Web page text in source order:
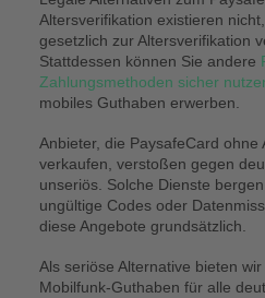
Altersverifikation existieren
gesetzlich zur Altersverifikation
Stattdessen können Sie andere
Zahlungsmethoden sicher
mobiles Guthaben erwerben.
Anbieter, die PaysafeCard ohne
verkaufen, verstoßen gegen
unseriös. Solche Dienste
ungültige Codes oder
diese Angebote grundsätzlich.
Als seriöse Alternative bieten
Mobilfunk-Guthaben für alle